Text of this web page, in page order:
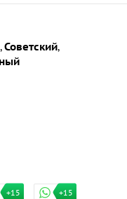
,Советский,
+15 +15